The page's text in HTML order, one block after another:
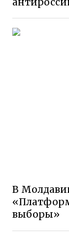
В
выборы»